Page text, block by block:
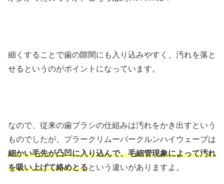
細くすることで歯の隙間にも入り込みやすく、汚れを落と
せるというのがポイントになっています。
なので、従来の歯ブラシの仕組みは汚れをかき出すという
ものでしたが、プラークリムーバークルンハイウェーブは
細かい毛先が凸凹に入り込んで、毛細管現象によって汚れ
を吸い上げて絡めとるという違いがありますよ。